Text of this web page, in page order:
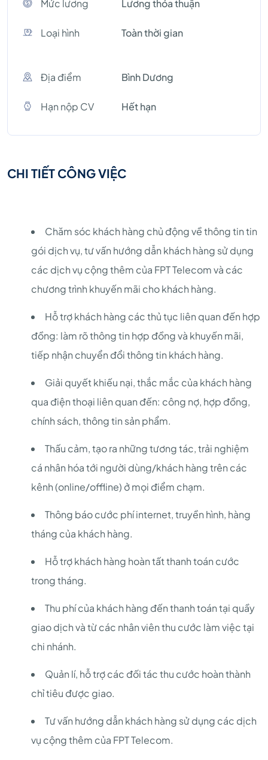
Mức lương Lương thỏa thuận
Loại hình Toàn thời gian
Địa điểm Bình Dương
Hạn nộp CV Hết hạn
CHI TIẾT CÔNG VIỆC
Chăm sóc khách hàng chủ động về thông tin tin
gói dịch vụ, tư vấn hướng dẫn khách hàng sử dụng
các dịch vụ cộng thêm của FPT Telecom và các
chương trình khuyến mãi cho khách hàng.
Hỗ trợ khách hàng các thủ tục liên quan đến hợp
đồng: làm rõ thông tin hợp đồng và khuyến mãi,
tiếp nhận chuyển đổi thông tin khách hàng.
Giải quyết khiếu nại, thắc mắc của khách hàng
qua điện thoại liên quan đến: công nợ, hợp đồng,
chính sách, thông tin sản phẩm.
Thấu cảm, tạo ra những tương tác, trải nghiệm
cá nhân hóa tới người dùng/khách hàng trên các
kênh (online/offline) ở mọi điểm chạm.
Thông báo cước phí internet, truyền hình, hàng
tháng của khách hàng.
Hỗ trợ khách hàng hoàn tất thanh toán cước
trong tháng.
Thu phí của khách hàng đến thanh toán tại quầy
giao dịch và từ các nhân viên thu cước làm việc tại
chi nhánh.
Quản lí, hỗ trợ các đối tác thu cước hoàn thành
chỉ tiêu được giao.
Tư vấn hướng dẫn khách hàng sử dụng các dịch
vụ cộng thêm của FPT Telecom.